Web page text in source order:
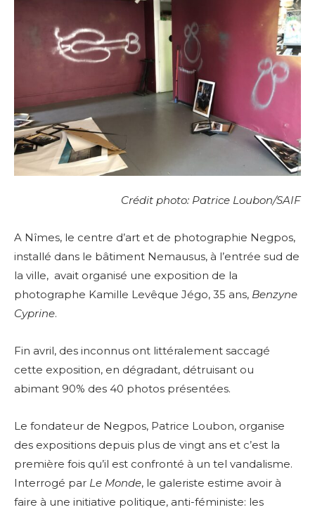
Crédit photo: Patrice Loubon/SAIF
A Nîmes, le centre d’art et de photographie Negpos,
installé dans le bâtiment Nemausus, à l’entrée sud de
la ville, avait organisé une exposition de la
photographe Kamille Levêque Jégo, 35 ans, Benzyne
Cyprine.
Fin avril, des inconnus ont littéralement saccagé
cette exposition, en dégradant, détruisant ou
abimant 90% des 40 photos présentées.
Le fondateur de Negpos, Patrice Loubon, organise
des expositions depuis plus de vingt ans et c’est la
première fois qu’il est confronté à un tel vandalisme.
Interrogé par Le Monde, le galeriste estime avoir à
faire à une initiative politique, anti-féministe: les